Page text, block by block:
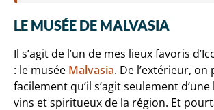
LE MUSÉE DE MALVASIA
Il s’agit de l’un de mes lieux favoris
: le musée Malvasia. De l’extérieur, on
facilement qu’il s’agit seulement
vins et spiritueux de la région. Et